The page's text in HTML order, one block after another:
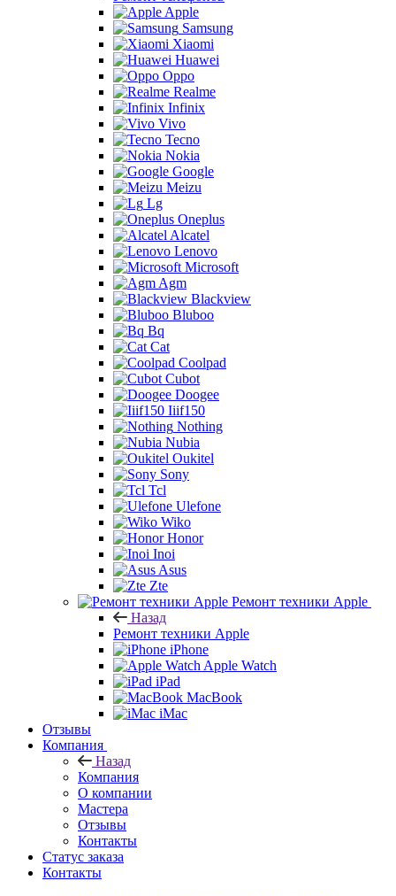
Apple
Samsung
Xiaomi
Huawei
Oppo
Realme
Infinix
Vivo
Tecno
Nokia
Google
Meizu
Lg
Oneplus
Alcatel
Lenovo
Microsoft
Agm
Blackview
Bluboo
Bq
Cat
Coolpad
Cubot
Doogee
Iiif150
Nothing
Nubia
Oukitel
Sony
Tcl
Ulefone
Wiko
Honor
Inoi
Asus
Zte
Ремонт техники Apple
Назад
Ремонт техники Apple
iPhone
Apple Watch
iPad
MacBook
iMac
Отзывы
Компания
Назад
Компания
О компании
Мастера
Отзывы
Контакты
Статус заказа
Контакты